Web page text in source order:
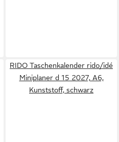
RIDO Taschenkalender rido/idé
Miniplaner d 15 2027, A6,
Kunststoff, schwarz